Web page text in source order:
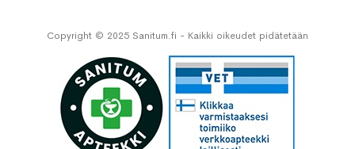
Copyright © 2025 Sanitum.fi - Kaikki oikeudet pidätetään